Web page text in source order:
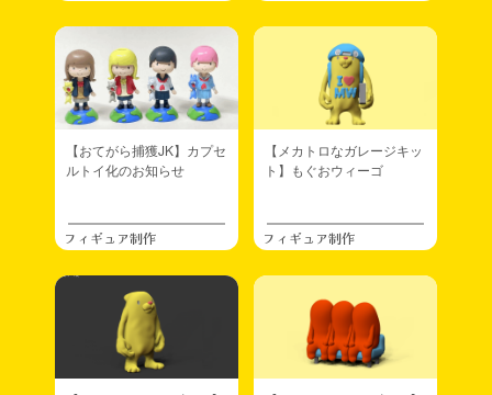
【おてがら捕獲JK】カプセ
ルトイ化のお知らせ
フィギュア制作
【メカトロなガレージキッ
ト】もぐおウィーゴ
フィギュア制作